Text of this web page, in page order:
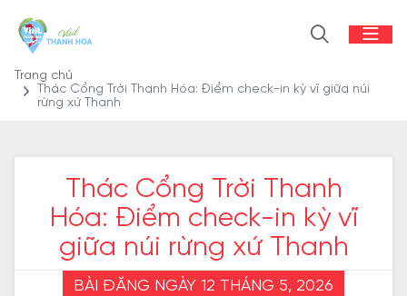
Trang chủ
Thác Cổng Trời Thanh Hóa: Điểm check-in kỳ vĩ giữa núi
rừng xứ Thanh
Thác Cổng Trời Thanh
Hóa: Điểm check-in kỳ vĩ
giữa núi rừng xứ Thanh
BÀI ĐĂNG NGÀY 12 THÁNG 5, 2026